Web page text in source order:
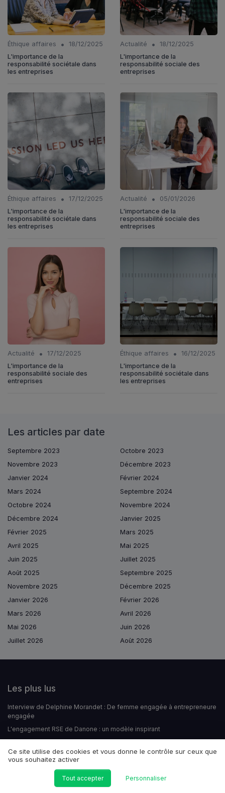
Éthique affaires •
18/12/2025
L'importance de la
responsabilité sociétale dans
les entreprises
Actualité •
18/12/2025
L'importance de la
responsabilité sociale des
entreprises
Éthique affaires •
17/12/2025
L'importance de la
responsabilité sociétale dans
les entreprises
Actualité •
05/01/2026
L'importance de la
responsabilité sociale des
entreprises
Actualité •
17/12/2025
L'importance de la
responsabilité sociale des
entreprises
Éthique affaires •
16/12/2025
L'importance de la
responsabilité sociétale dans
les entreprises
Les articles par date
Septembre 2023
Octobre 2023
Novembre 2023
Décembre 2023
Janvier 2024
Février 2024
Mars 2024
Septembre 2024
Octobre 2024
Novembre 2024
Décembre 2024
Janvier 2025
Février 2025
Mars 2025
Avril 2025
Mai 2025
Juin 2025
Juillet 2025
Août 2025
Septembre 2025
Novembre 2025
Décembre 2025
Janvier 2026
Février 2026
Mars 2026
Avril 2026
Mai 2026
Juin 2026
Juillet 2026
Août 2026
Les plus lus
Interview de Delphine Morandet : De femme engagée à entrepreneure
engagée
L'engagement RSE de Danone : un modèle inspirant
Comprendre le phénomène du social washing
L'engagement de Danone en matière de responsabilité sociale des
Ce site utilise des cookies et vous donne le contrôle sur ceux que
vous souhaitez activer
Tout accepter Personnaliser